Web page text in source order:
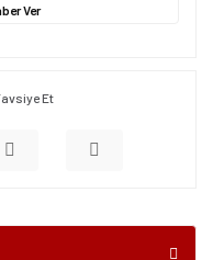
Ver
Et